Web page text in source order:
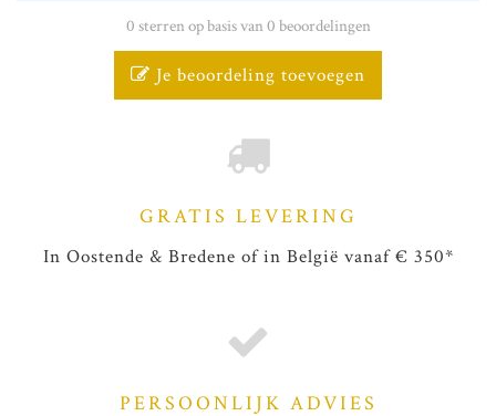
0 sterren op basis van 0 beoordelingen
Je beoordeling toevoegen
GRATIS LEVERING
In Oostende & Bredene of in België vanaf € 350*
PERSOONLIJK ADVIES